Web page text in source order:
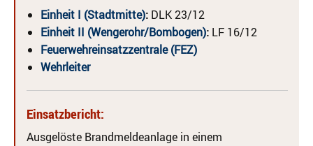
Einheit I (Stadtmitte): DLK 23/12
Einheit II (Wengerohr/Bombogen): LF 16/12
Feuerwehreinsatzzentrale (FEZ)
Wehrleiter
Einsatzbericht:
Ausgelöste Brandmeldeanlage in einem